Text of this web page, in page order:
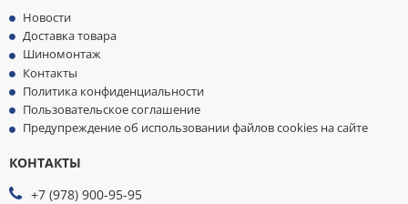
Новости
Доставка товара
Шиномонтаж
Контакты
Политика конфиденциальности
Пользовательское соглашение
Предупреждение об использовании файлов cookies на сайте
КОНТАКТЫ
+7 (978) 900-95-95